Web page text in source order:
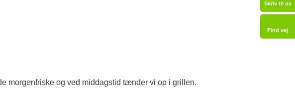
Skriv til os​
Find vej​
morgenfriske og ved middagstid tænder vi op i grillen.